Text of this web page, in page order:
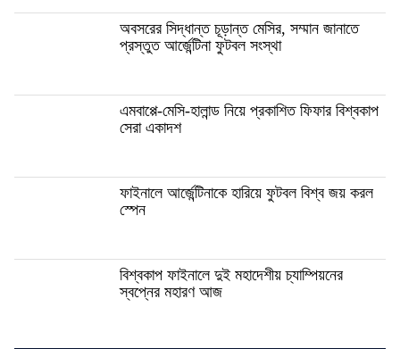
অবসরের সিদ্ধান্ত চূড়ান্ত মেসির, সম্মান জানাতে
প্রস্তুত আর্জেন্টিনা ফুটবল সংস্থা
এমবাপ্পে-মেসি-হালান্ড নিয়ে প্রকাশিত ফিফার বিশ্বকাপ
সেরা একাদশ
ফাইনালে আর্জেন্টিনাকে হারিয়ে ফুটবল বিশ্ব জয় করল
স্পেন
বিশ্বকাপ ফাইনালে দুই মহাদেশীয় চ্যাম্পিয়নের
স্বপ্নের মহারণ আজ